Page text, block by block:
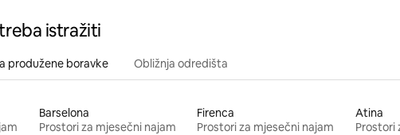
istražiti
produžene boravke Obližnja odredišta
Barselona
Prostori za mjesečni najam
Firenca
Prostori za mjesečni najam
Atina
Prostori